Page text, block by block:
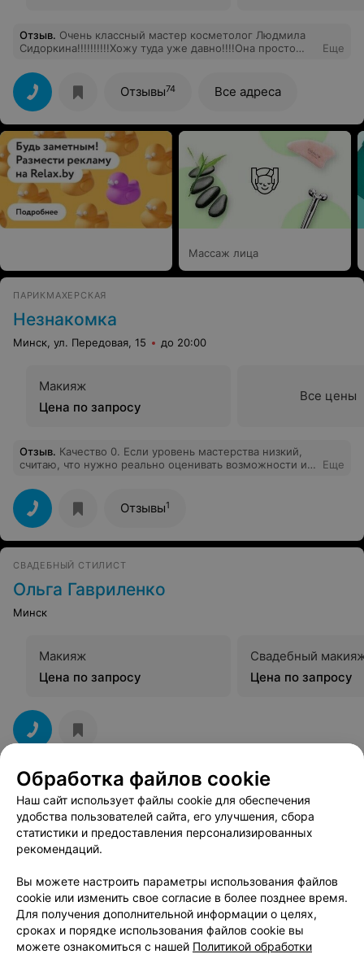
Отзыв. Очень классный мастер косметолог Людмила
Сидоркина!!!!!!!!!!Хожу туда уже давно!!!!Она просто
лица,никто не скажет,что меня только что давили:))))
Еще
Отзывы74 Все адреса
Массаж лица
ПАРИКМАХЕРСКАЯ
Незнакомка
Минск, ул. Передовая, 15 до 20:00
Макияж
Цена по запросу
Все цены
Отзыв. Качество 0. Если уровень мастерства низкий,
считаю, что нужно реально оценивать возможности и
Больше не пойду и другим не советую.
Еще
Отзывы1
СВАДЕБНЫЙ СТИЛИСТ
Ольга Гавриленко
Минск
Макияж
Цена по запросу
Свадебный
Цена по запросу
Смотрите также
Ламинирование ресниц возле метро Тракторный
Окрашивание ресниц возле метро Тракторный
завод в Минске
Обработка файлов cookie
Наш сайт использует файлы cookie для обеспечения
удобства пользователей сайта, его улучшения, сбора
статистики и предоставления персонализированных
рекомендаций.
Вы можете настроить параметры использования файлов
cookie или изменить свое согласие в более позднее время.
Для получения дополнительной информации о целях,
сроках и порядке использования файлов cookie вы
можете ознакомиться с нашей Политикой обработки